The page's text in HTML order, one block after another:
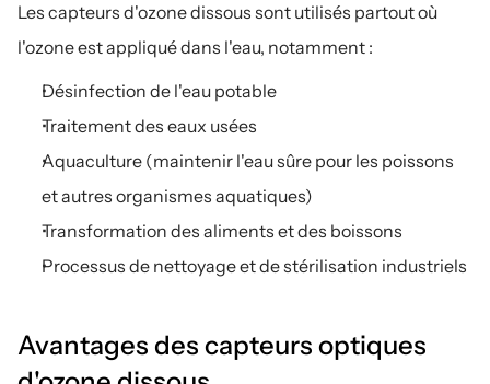
Les capteurs d'ozone dissous sont utilisés partout où
l'ozone est appliqué dans l'eau, notamment :
Désinfection de l'eau potable
Traitement des eaux usées
Aquaculture (maintenir l'eau sûre pour les poissons
et autres organismes aquatiques)
Transformation des aliments et des boissons
Processus de nettoyage et de stérilisation industriels
Avantages des capteurs optiques